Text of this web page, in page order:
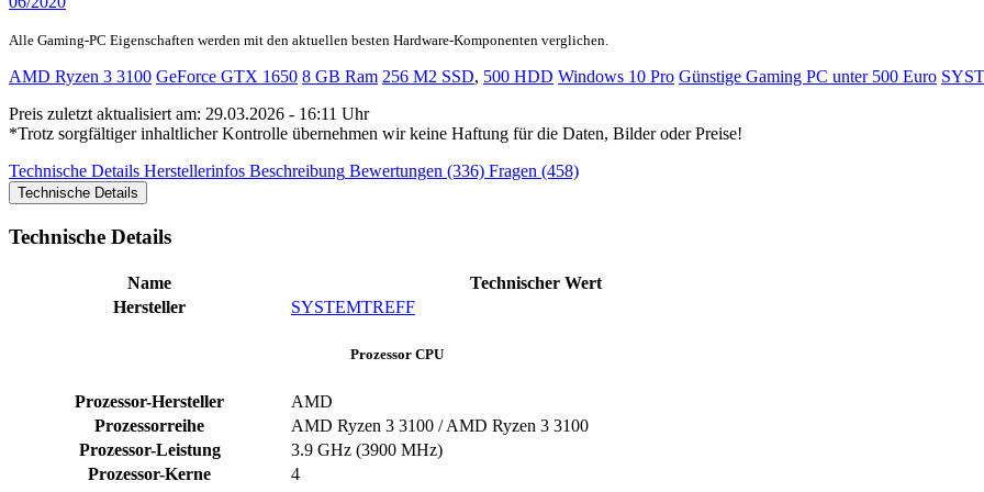
Alle Gaming-PC Eigenschaften werden mit den aktuellen besten Hardware-Komponenten verglichen.
AMD Ryzen 3 3100 GeForce GTX 1650 8 GB Ram 256 M2 SSD, 500 HDD Windows 10 Pro Günstige Gaming PC unter 500 Euro
Preis zuletzt aktualisiert am: 29.03.2026 - 16:11 Uhr
*Trotz sorgfältiger inhaltlicher Kontrolle übernehmen wir keine Haftung für die Daten, Bilder oder Preise!
Technische Details Herstellerinfos Beschreibung Bewertungen (336) Fragen (458)
Technische Details
Technische Details
Name
Technischer Wert
Hersteller
SYSTEMTREFF
Prozessor CPU
Prozessor-Hersteller
AMD
Prozessorreihe
AMD Ryzen 3 3100 / AMD Ryzen 3 3100
Prozessor-Leistung
3.9 GHz (3900 MHz)
Prozessor-Kerne
4